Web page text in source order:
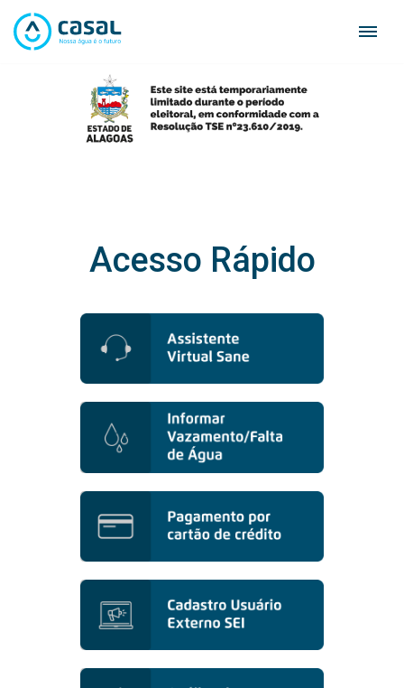
Skip
Acesso Rápido